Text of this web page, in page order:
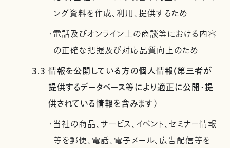
ング資料を作成、利用、提供するため
・電話及びオンライン上の商談等における内容
の正確な把握及び対応品質向上のため
3.3 情報を公開している方の個人情報(第三者が
提供するデータベース等により適正に公開・提
供されている情報を含みます）
・当社の商品、サービス、イベント、セミナー情報
等を郵便、電話、電子メール、広告配信等を